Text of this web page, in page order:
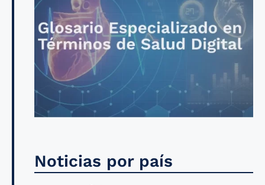
Noticias por país